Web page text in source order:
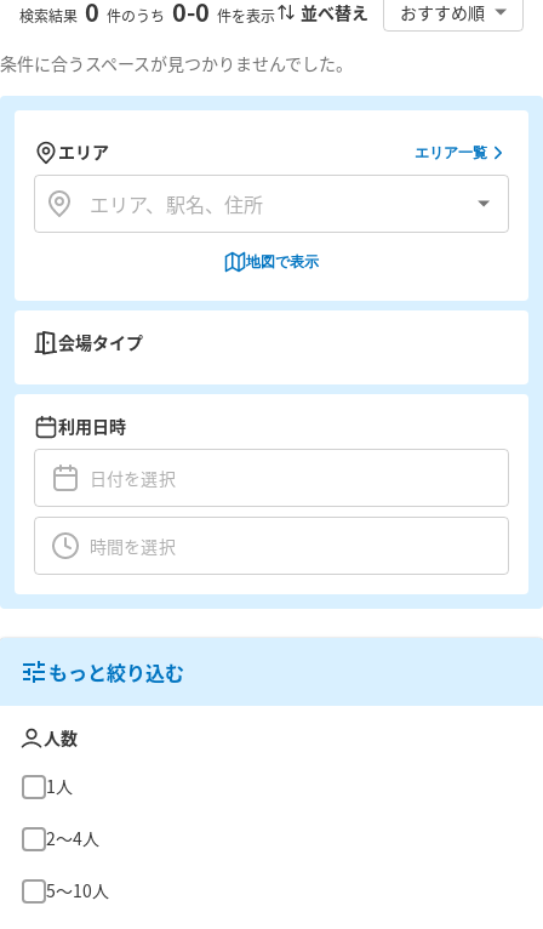
検索結果 0 件のうち 0-0 件を表示 並べ替え おすすめ順
条件に合うスペースが見つかりませんでした。
エリア エリア一覧
地図で表示
会場タイプ
利用日時
もっと絞り込む
人数
1人
2〜4人
5〜10人